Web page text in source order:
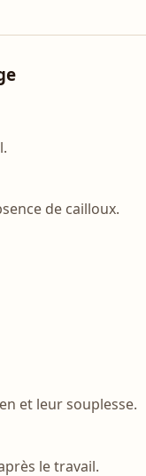
de cailloux.
et leur souplesse.
le travail.